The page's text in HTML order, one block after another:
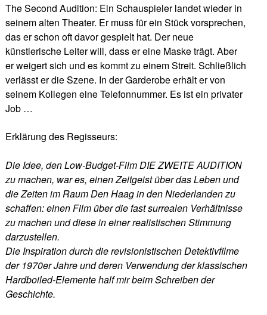
The Second Audition: Ein Schauspieler landet wieder in
seinem alten Theater. Er muss für ein Stück vorsprechen,
das er schon oft davor gespielt hat. Der neue
künstlerische Leiter will, dass er eine Maske trägt. Aber
er weigert sich und es kommt zu einem Streit. Schließlich
verlässt er die Szene. In der Garderobe erhält er von
seinem Kollegen eine Telefonnummer. Es ist ein privater
Job …
Erklärung des Regisseurs:
Die Idee, den Low-Budget-Film DIE ZWEITE AUDITION
zu machen, war es, einen Zeitgeist über das Leben und
die Zeiten im Raum Den Haag in den Niederlanden zu
schaffen: einen Film über die fast surrealen Verhältnisse
zu machen und diese in einer realistischen Stimmung
darzustellen.
Die Inspiration durch die revisionistischen Detektivfilme
der 1970er Jahre und deren Verwendung der klassischen
Hardboiled-Elemente half mir beim Schreiben der
Geschichte.